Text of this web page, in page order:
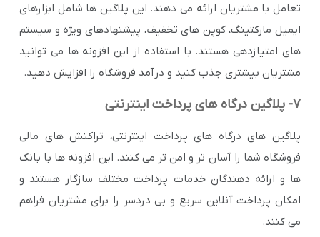
تعامل با مشتریان ارائه می دهند. این پلاگین ها شامل ابزارهای
ایمیل مارکتینگ، کوپن های تخفیف، پیشنهادهای ویژه و سیستم
های امتیازدهی هستند. با استفاده از این افزونه ها می توانید
مشتریان بیشتری جذب کنید و درآمد فروشگاه را افزایش دهید.
7- پلاگین درگاه های پرداخت اینترنتی
پلاگین های درگاه های پرداخت اینترنتی، تراکنش های مالی
فروشگاه شما را آسان تر و امن تر می کنند. این افزونه ها با بانک
ها و ارائه دهندگان خدمات پرداخت مختلف سازگار هستند و
امکان پرداخت آنلاین سریع و بی دردسر را برای مشتریان فراهم
می کنند.